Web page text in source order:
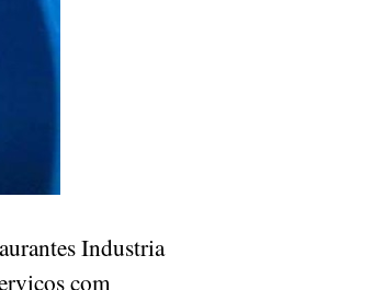
Industria
com